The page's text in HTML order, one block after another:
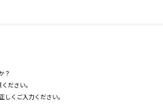
？
ださい。
しくご入力ください。